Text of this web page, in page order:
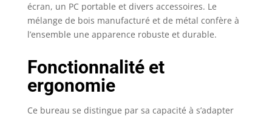
écran, un PC portable et divers accessoires. Le
mélange de bois manufacturé et de métal confère à
l’ensemble une apparence robuste et durable.
Fonctionnalité et
ergonomie
Ce bureau se distingue par sa capacité à s’adapter